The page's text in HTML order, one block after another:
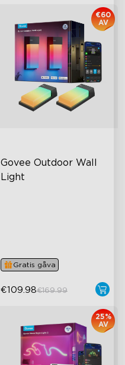
Govee Outdoor Wall
Light
€60
AV
Gratis gåva
€109.98€169.99
25%
AV